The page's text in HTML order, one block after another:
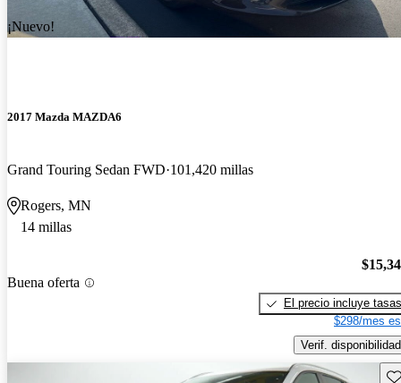
¡Nuevo!
2017 Mazda MAZDA6
Grand Touring Sedan FWD 101,420 millas
Rogers, MN
14 millas
Buena oferta
El precio incluye tasas
$298/mes
Verif. disponibilidad